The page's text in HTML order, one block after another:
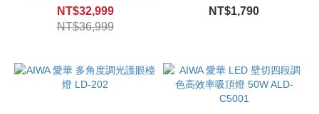
(GTQ) AI-75GTQ7
NT$32,999
NT$36,999
NT$1,790